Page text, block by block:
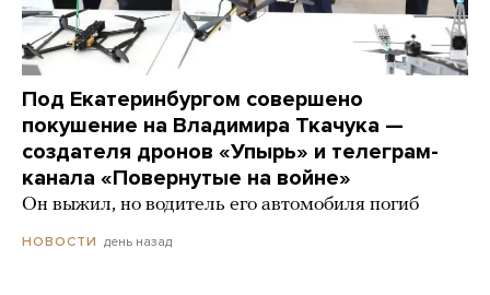
Под Екатеринбургом совершено
покушение на Владимира Ткачука —
создателя дронов «Упырь» и телеграм-
канала «Повернутые на войне»
Он выжил, но водитель его автомобиля погиб
НОВОСТИ день назад